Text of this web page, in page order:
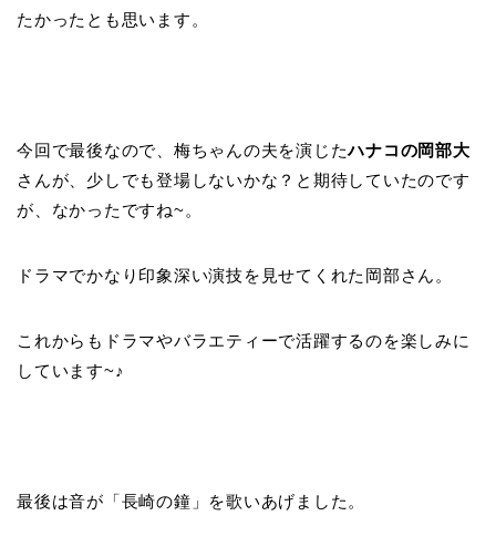
たかったとも思います。
今回で最後なので、梅ちゃんの夫を演じたハナコの岡部大
さんが、少しでも登場しないかな？と期待していたのです
が、なかったですね~。
ドラマでかなり印象深い演技を見せてくれた岡部さん。
これからもドラマやバラエティーで活躍するのを楽しみに
しています~♪
最後は音が「長崎の鐘」を歌いあげました。